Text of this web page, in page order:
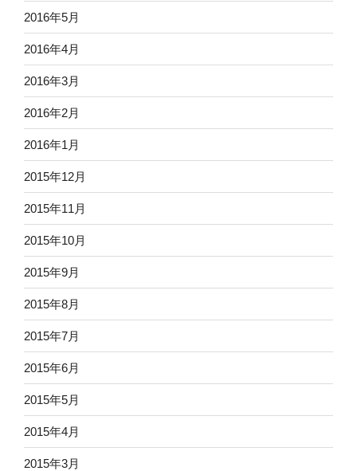
2016年5月
2016年4月
2016年3月
2016年2月
2016年1月
2015年12月
2015年11月
2015年10月
2015年9月
2015年8月
2015年7月
2015年6月
2015年5月
2015年4月
2015年3月